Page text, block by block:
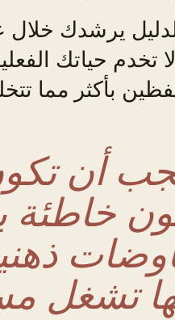
يرشدك خلال
تخدم حياتك
بأكثر مما
أن
خاطئة
تشغل